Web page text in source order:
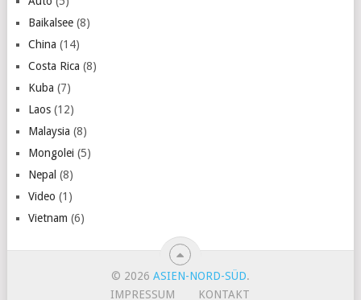
Baikalsee(8)
China (14)
Costa Rica (8)
Kuba (7)
Laos(12)
Malaysia (8)
Mongolei (5)
Nepal (8)
Video (1)
Vietnam (6)
© 2026 ASIEN-NORD-SÜD.
IMPRESSUM
KONTAKT